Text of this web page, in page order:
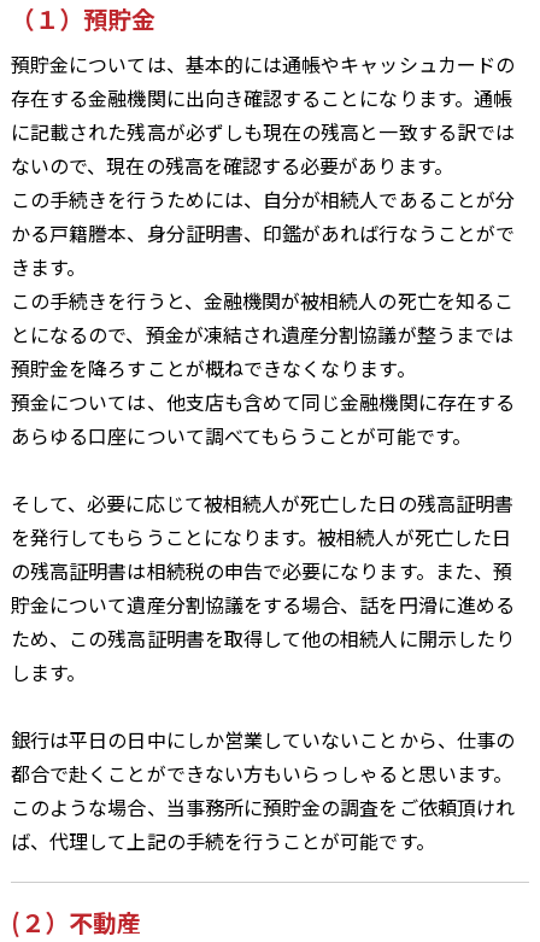
（１）預貯金
預貯金については、基本的には通帳やキャッシュカードの
存在する金融機関に出向き確認することになります。通帳
に記載された残高が必ずしも現在の残高と一致する訳では
ないので、現在の残高を確認する必要があります。
この手続きを行うためには、自分が相続人であることが分
かる戸籍謄本、身分証明書、印鑑があれば行なうことがで
きます。
この手続きを行うと、金融機関が被相続人の死亡を知るこ
とになるので、預金が凍結され遺産分割協議が整うまでは
預貯金を降ろすことが概ねできなくなります。
預金については、他支店も含めて同じ金融機関に存在する
あらゆる口座について調べてもらうことが可能です。
そして、必要に応じて被相続人が死亡した日の残高証明書
を発行してもらうことになります。被相続人が死亡した日
の残高証明書は相続税の申告で必要になります。また、預
貯金について遺産分割協議をする場合、話を円滑に進める
ため、この残高証明書を取得して他の相続人に開示したり
します。
銀行は平日の日中にしか営業していないことから、仕事の
都合で赴くことができない方もいらっしゃると思います。
このような場合、当事務所に預貯金の調査をご依頼頂けれ
ば、代理して上記の手続を行うことが可能です。
(２）不動産